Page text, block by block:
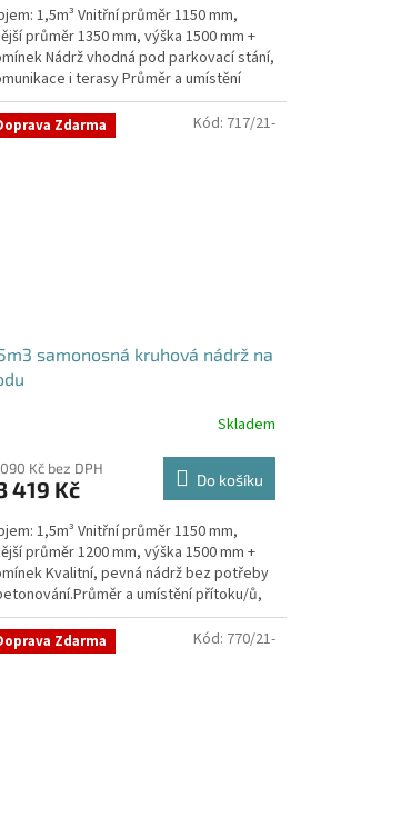
1,5m³ Vnitřní průměr 1150 mm,
průměr 1350 mm, výška 1500 mm +
Nádrž vhodná pod parkovací stání,
i terasy Průměr a umístění
ů, odtoku/ů...
Zdarma
samonosná kruhová nádrž na
Skladem
090 Kč bez DPH
419 Kč Do košíku
1,5m³ Vnitřní průměr 1150 mm,
průměr 1200 mm, výška 1500 mm +
Kvalitní, pevná nádrž bez potřeby
a umístění přítoku/ů,
ů apod....
Kód: 717/21-
Zdarma Kód: 770/21-